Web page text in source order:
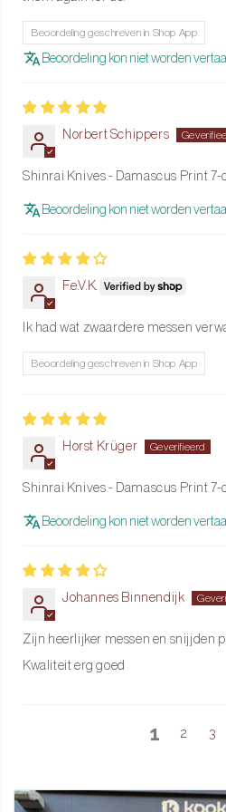
het mes te verlengen. Reinig het
eenvoudig met een zachte doek.
De set wordt geleverd in een luxe
het ook een prachtig cadeau is voor
Damascus Print 7-delige
messenblok kies je voor stijl,
één complete bundel.
Beoordeling geschreven in Shop App
Beoordeling kon niet worden
Norbert Schippers
Shinrai Knives - Damascus Print 7-
Beoordeling kon niet worden
F.e.V.K.
Ik had wat zwaardere messen
Beoordeling geschreven in Shop App
Horst Krüger
Shinrai Knives - Damascus Print 7-
Beoordeling kon niet worden
Johannes Binnendijk
Zijn heerlijker messen en snijjden
Kwaliteit erg goed
1 2 3